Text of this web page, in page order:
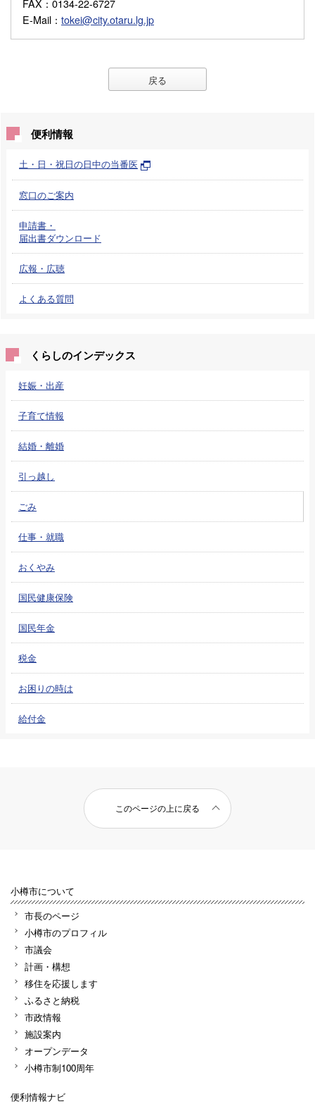
FAX ：0134-22-6727
E-Mail ： tokei@city.otaru.lg.jp
戻る
便利情報
土・日・祝日の日中の当番医
窓口のご案内
申請書・
届出書ダウンロード
広報・広聴
よくある質問
くらしのインデックス
妊娠・出産
子育て情報
結婚・離婚
引っ越し
ごみ
仕事・就職
おくやみ
国民健康保険
国民年金
税金
お困りの時は
給付金
このページの上に戻る
小樽市について
市長のページ
小樽市のプロフィル
市議会
計画・構想
移住を応援します
ふるさと納税
市政情報
施設案内
オープンデータ
小樽市制100周年
便利情報ナビ